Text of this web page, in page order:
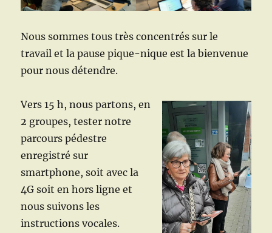
Nous sommes tous très concentrés sur le
travail et la pause pique-nique est la bienvenue
pour nous détendre.
Vers 15 h, nous partons, en
2 groupes, tester notre
parcours pédestre
enregistré sur
smartphone, soit avec la
4G soit en hors ligne et
nous suivons les
instructions vocales.